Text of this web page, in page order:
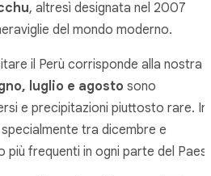
, altresì designata nel 2007
del mondo moderno.
il Perù corrisponde alla nostra
luglio e agosto sono
e precipitazioni piuttosto rare. In
tra dicembre e
più frequenti in ogni parte del